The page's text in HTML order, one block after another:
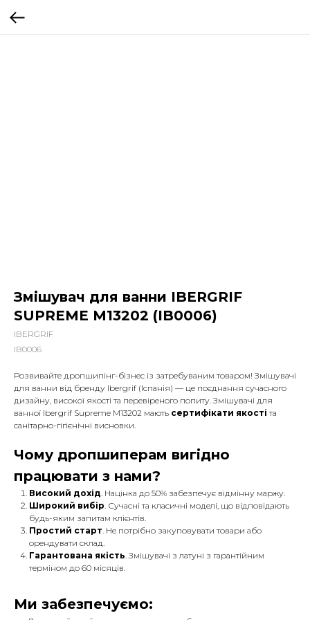
Змішувач для ванни IBERGRIF
SUPREME M13202 (IB0006)
IBERGRIF
IB0006
Розвивайте дропшипінг-бізнес із затребуваним товаром! Змішувачі
для ванни від бренду Ibergrif (Іспанія) — це поєднання сучасного
дизайну, високої якості та перевіреного попиту. Змішувачі для
ванної Ibergrif Supreme M13202 мають сертифікати якостіта
санітарно-гігієнічні висновки.
Чому дропшиперам вигідно
працювати з нами?
Високий дохід. Націнка до 50% забезпечує відмінну маржу.
Широкий вибір. Сучасні та класичні моделі, що відповідають
будь-яким запитам клієнтів.
Простий старт. Не потрібно закуповувати товари або
орендувати склад.
Гарантована якість. Змішувачі з латуні з гарантійним
терміном до 60 місяців.
Ми забезпечуємо: